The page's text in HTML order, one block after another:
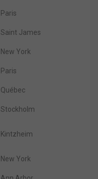
Paris
Saint James
New York
Paris
Québec
Stockholm
Kintzheim
New York